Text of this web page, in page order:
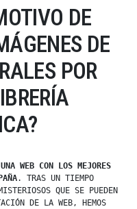
DE
DE
POR
UNA WEB CON LOS MEJORES
. TRAS UN TIEMPO
QUE SE PUEDEN
DE LA WEB, HEMOS